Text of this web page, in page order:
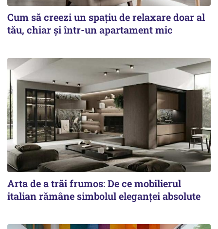
Cum să creezi un spațiu de relaxare doar al
tău, chiar și într-un apartament mic
Arta de a trăi frumos: De ce mobilierul
italian rămâne simbolul eleganței absolute